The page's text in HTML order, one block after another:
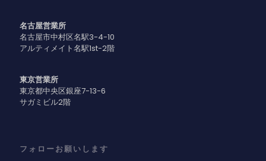
名古屋営業所
名古屋市中村区名駅3-4-10
アルティメイト名駅1st-2階
東京営業所
東京都中央区銀座7-13-6
サガミビル2階
フォローお願いします